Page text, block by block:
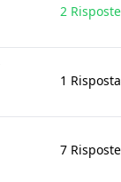
2 Risposte
1 Risposta
7 Risposte